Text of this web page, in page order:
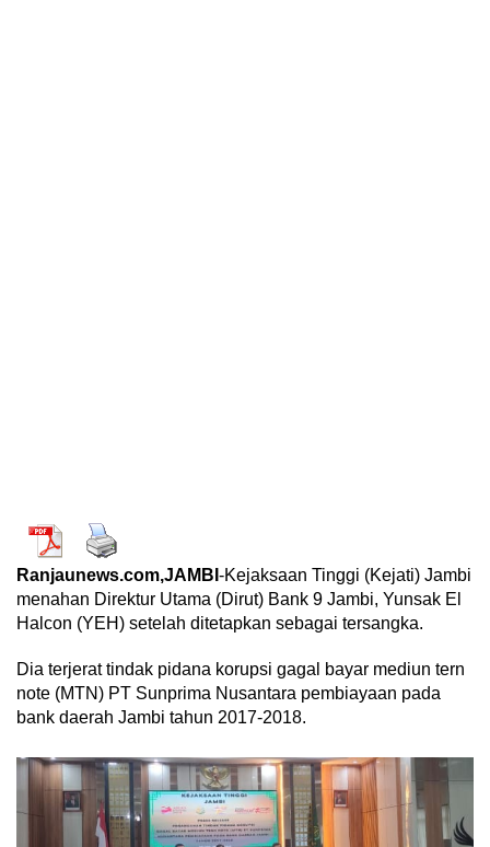
Ranjaunews.com,JAMBI -Kejaksaan Tinggi (Kejati) Jambi
menahan Direktur Utama (Dirut) Bank 9 Jambi, Yunsak El
Halcon (YEH) setelah ditetapkan sebagai tersangka.
Dia terjerat tindak pidana korupsi gagal bayar mediun tern
note (MTN) PT Sunprima Nusantara pembiayaan pada
bank daerah Jambi tahun 2017-2018.